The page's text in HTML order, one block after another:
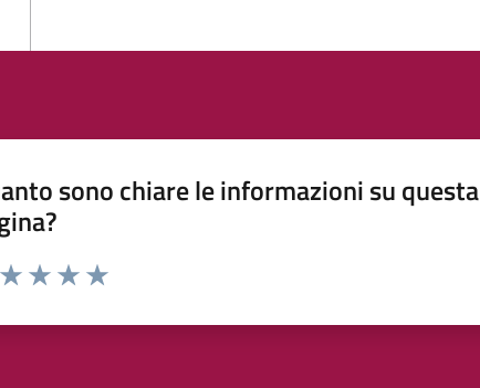
sono chiare le informazioni su questa
da 1 a 5 stelle la pagina